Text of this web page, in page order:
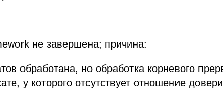
не завершена; причина:
обработана, но обработка корневого
у которого отсутствует отношение